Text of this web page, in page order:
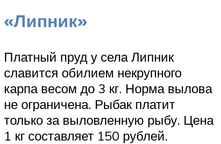
«Липник»
Платный пруд у села Липник
славится обилием некрупного
карпа весом до 3 кг. Норма вылова
не ограничена. Рыбак платит
только за выловленную рыбу. Цена
1 кг составляет 150 рублей.